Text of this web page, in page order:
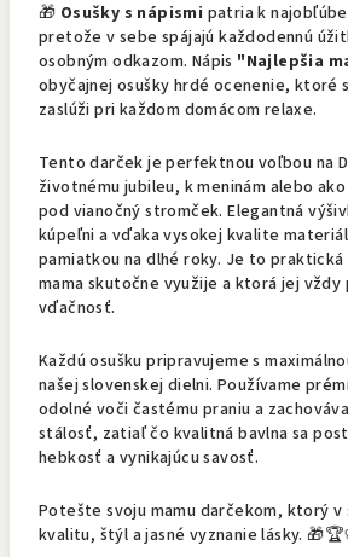
🎁 Osušky s nápismi patria k
pretože v sebe spájajú každodennú
osobným odkazom. Nápis "Najlepšia
obyčajnej osušky hrdé ocenenie, ktoré
zaslúži pri každom domácom relaxe.
Tento darček je perfektnou voľbou na
životnému jubileu, k meninám alebo
pod vianočný stromček. Elegantná
kúpeľni a vďaka vysokej kvalite
pamiatkou na dlhé roky. Je to
mama skutočne využije a ktorá jej vždy
vďačnosť.
Každú osušku pripravujeme s
našej slovenskej dielni. Používame
odolné voči častému praniu a
stálosť, zatiaľ čo kvalitná bavlna sa
hebkosť a vynikajúcu savosť.
Potešte svoju mamu darčekom, ktorý v
kvalitu, štýl a jasné vyznanie lásky.